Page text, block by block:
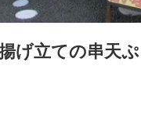
げ立ての串天